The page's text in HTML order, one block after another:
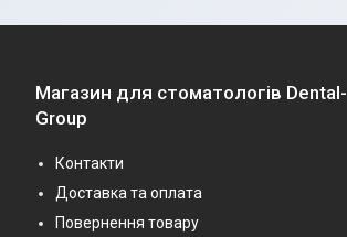
Магазин для стоматологів Dental-
Group
Контакти
Доставка та оплата
Повернення товару